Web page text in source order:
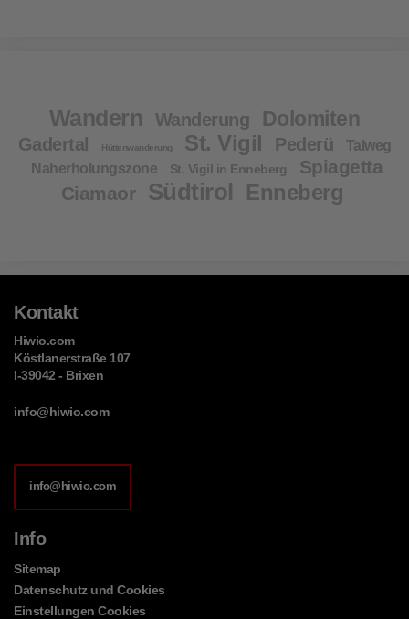
Wandern Wanderung Dolomiten
Gadertal Hüttenwanderung St. Vigil Pederü
Talweg
Naherholungszone
St. Vigil in Enneberg
Spiagetta
Ciamaor
Südtirol Enneberg
Kontakt
Hiwio.com
Köstlanerstraße 107
I-39042 - Brixen
info@hiwio.com
info@hiwio.com
Info
Sitemap
Datenschutz und Cookies
Einstellungen Cookies